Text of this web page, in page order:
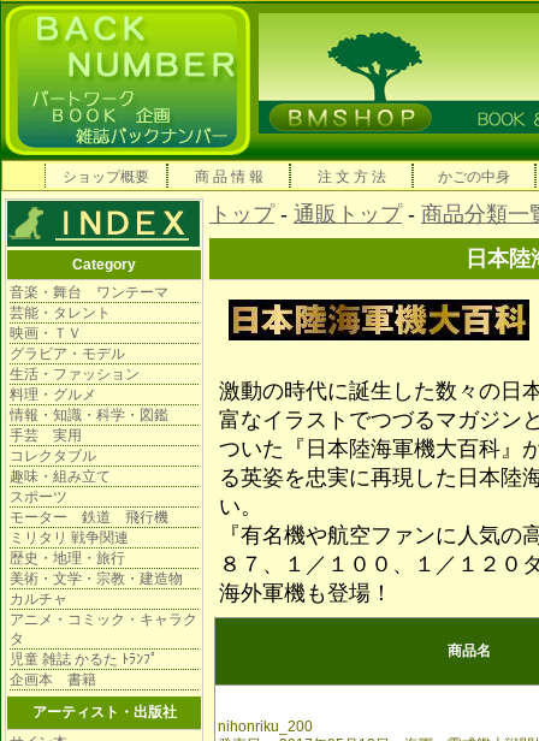
ショップ概要 商 品 情 報 注 文 方 法 かごの中身
Category
音楽・舞台 ワンテーマ
芸能・タレント
映画・ＴＶ
グラビア・モデル
生活・ファッション
料理・グルメ
情報・知識・科学・図鑑
手芸 実用
コレクタブル
趣味・組み立て
スポーツ
モーター 鉄道 飛行機
ミリタリ 戦争関連
歴史・地理・旅行
美術・文学・宗教・建造物
カルチャ
アニメ・コミック・キャラク
タ
児童 雑誌 かるた ﾄﾗﾝﾌﾟ
企画本 書籍
アーティスト・出版社
トップ- 通販トップ- 商品分類一
日本陸
激動の時代に誕生した数々の日
富なイラストでつづるマガジン
ついた『日本陸海軍機大百科』
る英姿を忠実に再現した日本陸
い。
『有名機や航空ファンに人気
８７、１／１００、１／１２０
海外軍機も登場！
商品名
nihonriku_200